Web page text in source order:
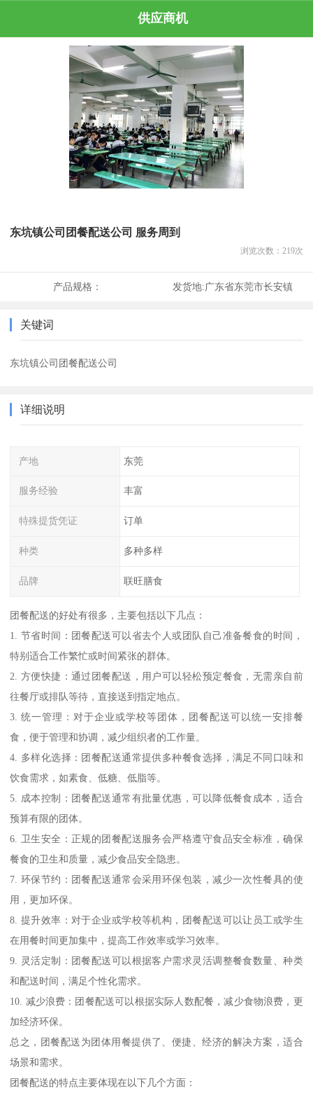
供应商机
东坑镇公司团餐配送公司 服务周到
浏览次数： 219次
产品规格： 发货地:广东省东莞市长安镇
关键词
东坑镇公司团餐配送公司
详细说明
产地 东莞
服务经验 丰富
特殊提货凭证 订单
种类 多种多样
品牌 联旺膳食
团餐配送的好处有很多，主要包括以下几点：
1. 节省时间：团餐配送可以省去个人或团队自己准备餐食的时间，
特别适合工作繁忙或时间紧张的群体。
2. 方便快捷：通过团餐配送，用户可以轻松预定餐食，无需亲自前
往餐厅或排队等待，直接送到指定地点。
3. 统一管理：对于企业或学校等团体，团餐配送可以统一安排餐
食，便于管理和协调，减少组织者的工作量。
4. 多样化选择：团餐配送通常提供多种餐食选择，满足不同口味和
饮食需求，如素食、低糖、低脂等。
5. 成本控制：团餐配送通常有批量优惠，可以降低餐食成本，适合
预算有限的团体。
6. 卫生安全：正规的团餐配送服务会严格遵守食品安全标准，确保
餐食的卫生和质量，减少食品安全隐患。
7. 环保节约：团餐配送通常会采用环保包装，减少一次性餐具的使
用，更加环保。
8. 提升效率：对于企业或学校等机构，团餐配送可以让员工或学生
在用餐时间更加集中，提高工作效率或学习效率。
9. 灵活定制：团餐配送可以根据客户需求灵活调整餐食数量、种类
和配送时间，满足个性化需求。
10. 减少浪费：团餐配送可以根据实际人数配餐，减少食物浪费，更
加经济环保。
总之，团餐配送为团体用餐提供了、便捷、经济的解决方案，适合
场景和需求。
团餐配送的特点主要体现在以下几个方面：